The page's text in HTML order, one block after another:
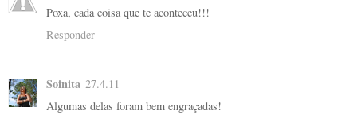
Poxa, cada coisa que te aconteceu!!!
Responder
Soinita 27.4.11
Algumas delas foram bem engraçadas!